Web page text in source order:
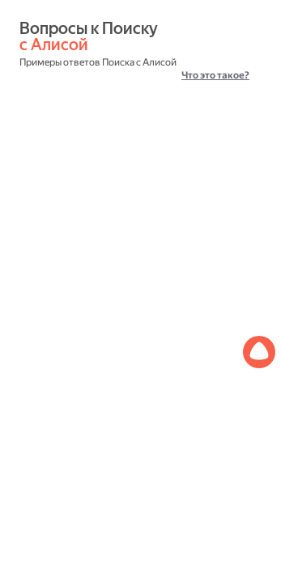
с Алисой
Примеры ответов Поиска с Алисой
Что это такое?